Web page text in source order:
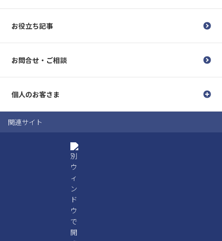
お役立ち記事
お問合せ・ご相談
個人のお客さま
関連サイト